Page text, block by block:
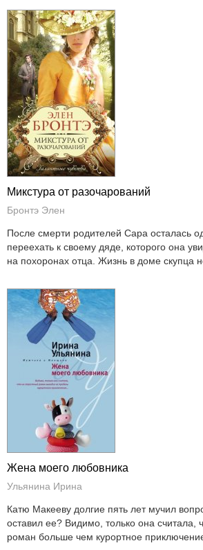
Микстура от разочарований
Бронтэ Элен
После смерти родителей Сара осталась
переехать к своему дяде, которого она
на похоронах отца. Жизнь в доме скупца
Жена моего любовника
Ульянина Ирина
Катю Макееву долгие пять лет мучил
оставил ее? Видимо, только она считала,
роман больше чем курортное